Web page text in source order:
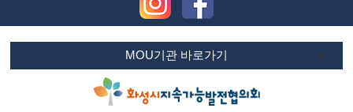
MOU기관 바로가기